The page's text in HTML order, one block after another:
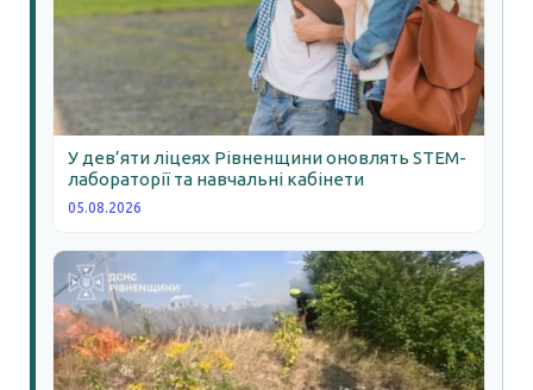
У дев’яти ліцеях Рівненщини оновлять STEM-
лабораторії та навчальні кабінети
05.08.2026